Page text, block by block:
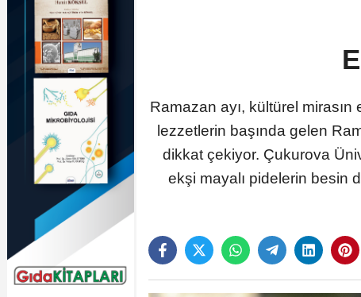
Ramazan ayı, kültürel
lezzetlerin başında gelen
dikkat çekiyor. Çukurova
ekşi mayalı pidelerin besin